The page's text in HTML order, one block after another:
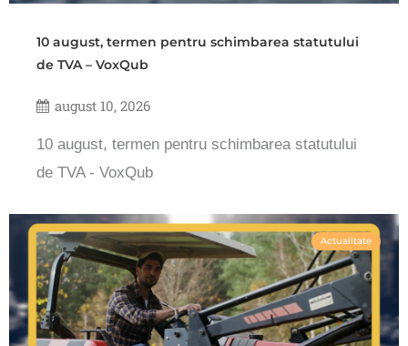
10 august, termen pentru schimbarea statutului
de TVA – VoxQub
august 10, 2026
10 august, termen pentru schimbarea statutului
de TVA - VoxQub
Actualitate